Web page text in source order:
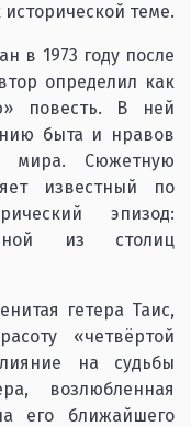
теме.
в 1973 году после
определил как
повесть. В ней
быта и нравов
мира. Сюжетную
известный по
эпизод:
из столиц
гетера Таис,
«четвёртой
на судьбы
возлюбленная
его ближайшего